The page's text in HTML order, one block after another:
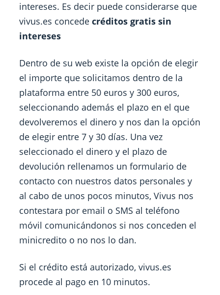
intereses. Es decir puede considerarse que
vivus.es concedecréditos gratis sin
intereses
Dentro de su web existe la opción de elegir
el importe que solicitamos dentro de la
plataforma entre 50 euros y 300 euros,
seleccionando además el plazo en el que
devolveremos el dinero y nos dan la opción
de elegir entre 7 y 30 días. Una vez
seleccionado el dinero y el plazo de
devolución rellenamos un formulario de
contacto con nuestros datos personales y
al cabo de unos pocos minutos, Vivus nos
contestara por email o SMS al teléfono
móvil comunicándonos si nos conceden el
minicredito o no nos lo dan.
Si el crédito está autorizado, vivus.es
procede al pago en 10 minutos.